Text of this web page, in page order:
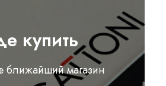
купить
ближайший магазин